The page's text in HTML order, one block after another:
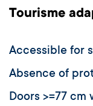
Tourisme
Accessible for
Absence of
Doors >=77 cm